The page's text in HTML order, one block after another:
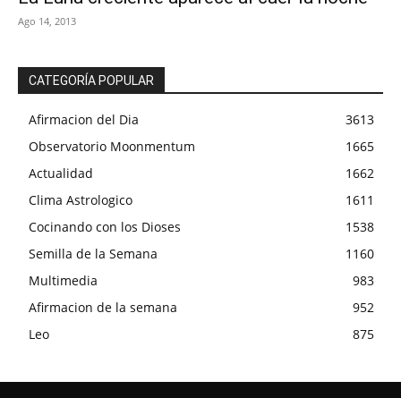
Ago 14, 2013
CATEGORÍA POPULAR
Afirmacion del Dia
3613
Observatorio Moonmentum
1665
Actualidad
1662
Clima Astrologico
1611
Cocinando con los Dioses
1538
Semilla de la Semana
1160
Multimedia
983
Afirmacion de la semana
952
Leo
875